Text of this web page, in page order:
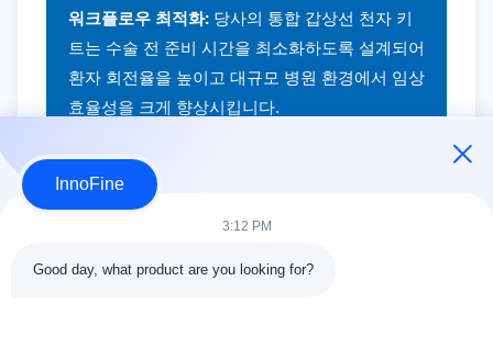
워크플로우 최적화: 당사의 통합 갑상선 천자 키
트는 수술 전 준비 시간을 최소화하도록 설계되어
환자 회전율을 높이고 대규모 병원 환경에서 임상
효율성을 크게 향상시킵니다.
Copyright © 2009-2026 InnoFine Medical Limited. All Rights
Reserved.
InnoFine
3:12 PM
Good day, what product are you looking for?